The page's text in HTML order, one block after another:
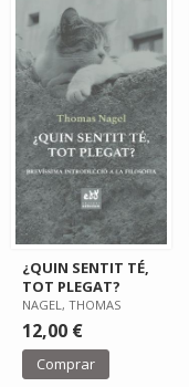
¿QUIN SENTIT TÉ,
TOT PLEGAT?
NAGEL, THOMAS
12,00 €
Comprar